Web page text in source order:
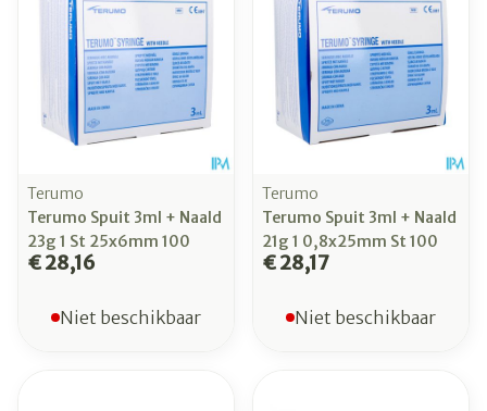
Terumo
Terumo Spuit 3ml + Naald
23g 1 St 25x6mm 100
€ 28,16
Niet beschikbaar
Terumo
Terumo Spuit 3ml + Naald
21g 1 0,8x25mm St 100
€ 28,17
Niet beschikbaar